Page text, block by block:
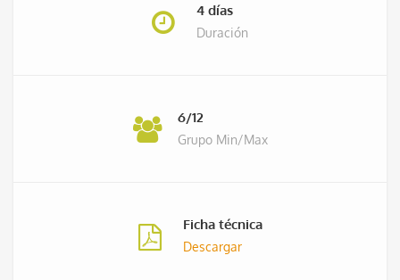
4 días
Duración
6/12
Grupo Min/Max
Ficha técnica
Descargar